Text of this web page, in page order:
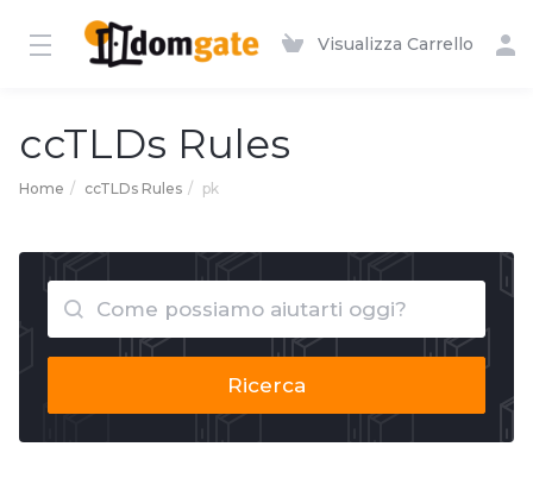
Visualizza Carrello
ccTLDs Rules
Home ccTLDs Rules pk
Ricerca